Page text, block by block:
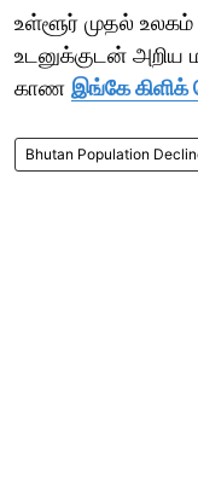
உள்ளூர் முதல்
உடனுக்குடன் அறிய
காண இங்கே கிளிக்
Bhutan Population